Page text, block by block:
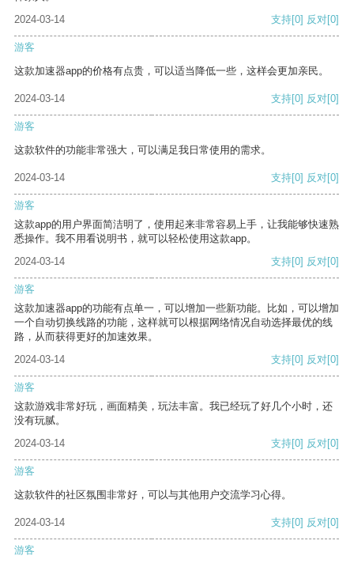
2024-03-14
支持[0] 反对[0]
游客
这款加速器app的价格有点贵，可以适当降低一些，这样会更加亲民。
2024-03-14 支持[0] 反对[0]
游客
这款软件的功能非常强大，可以满足我日常使用的需求。
2024-03-14 支持[0] 反对[0]
游客
这款app的用户界面简洁明了，使用起来非常容易上手，让我能够快速熟
悉操作。我不用看说明书，就可以轻松使用这款app。
2024-03-14
支持[0] 反对[0]
游客
这款加速器app的功能有点单一，可以增加一些新功能。比如，可以增加
一个自动切换线路的功能，这样就可以根据网络情况自动选择最优的线
路，从而获得更好的加速效果。
2024-03-14
支持[0] 反对[0]
游客
这款游戏非常好玩，画面精美，玩法丰富。我已经玩了好几个小时，还
没有玩腻。
2024-03-14
支持[0] 反对[0]
游客
这款软件的社区氛围非常好，可以与其他用户交流学习心得。
2024-03-14 支持[0] 反对[0]
游客